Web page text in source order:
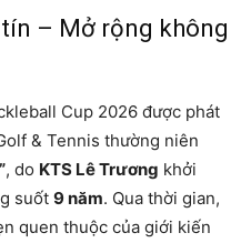
– Mở rộng không
Cup 2026 được phát
& Tennis thường niên
, do KTS Lê Trương khởi
suốt 9 năm. Qua thời gian,
quen thuộc của giới kiến